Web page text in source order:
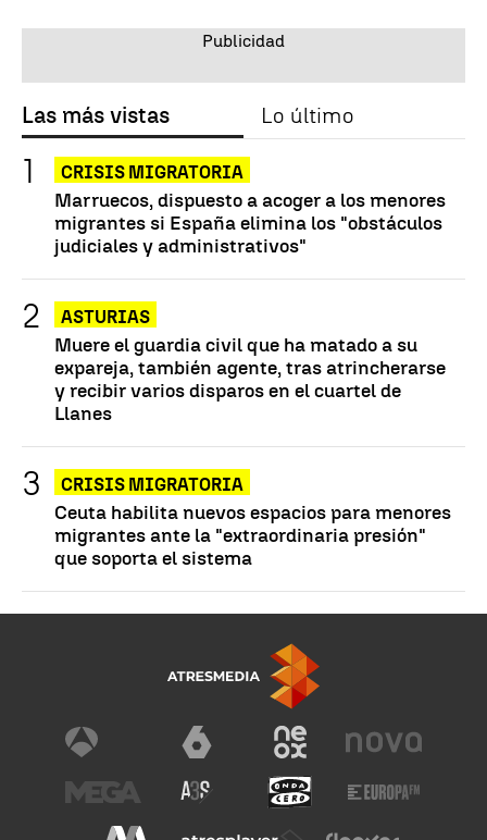
Las más vistas Lo último
CRISIS MIGRATORIA
Marruecos, dispuesto a acoger a los menores
migrantes si España elimina los "obstáculos
judiciales y administrativos"
ASTURIAS
Muere el guardia civil que ha matado a su
expareja, también agente, tras atrincherarse
y recibir varios disparos en el cuartel de
Llanes
CRISIS MIGRATORIA
Ceuta habilita nuevos espacios para menores
migrantes ante la "extraordinaria presión"
que soporta el sistema